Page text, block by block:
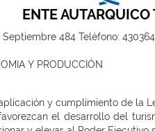
ENTE
484 Teléfono:
Y PRODUCCIÓN
y cumplimiento de la
el desarrollo del